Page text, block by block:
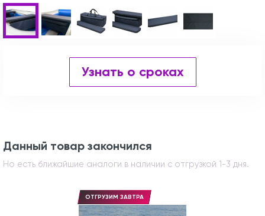
Узнать о сроках
Данный товар закончился
Но есть ближайшие аналоги в наличии с отгрузкой 1-3 дня.
ОТГРУЗИМ ЗАВТРА